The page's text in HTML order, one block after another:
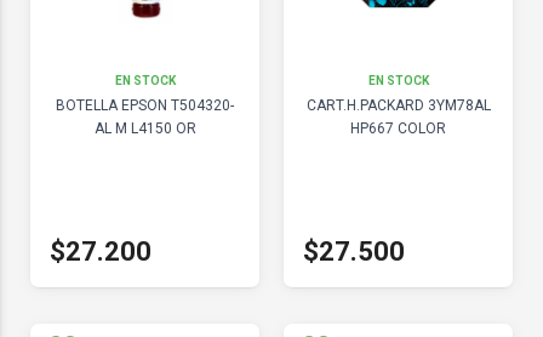
EN STOCK
BOTELLA EPSON T504320-
AL M L4150 OR
$27.200
EN STOCK
CART.H.PACKARD 3YM78AL
HP667 COLOR
$27.500